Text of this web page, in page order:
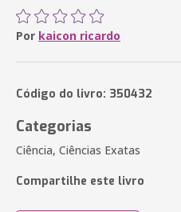
Por kaicon ricardo
Código do livro: 350432
Categorias
Ciência, Ciências Exatas
Compartilhe este livro